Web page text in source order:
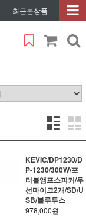
최근본상품
KEVIC/DP1230/D
P-1230/300W/포
터블앰프스피커/무
선마이크2개/SD/U
SB/블루투스
978,000원